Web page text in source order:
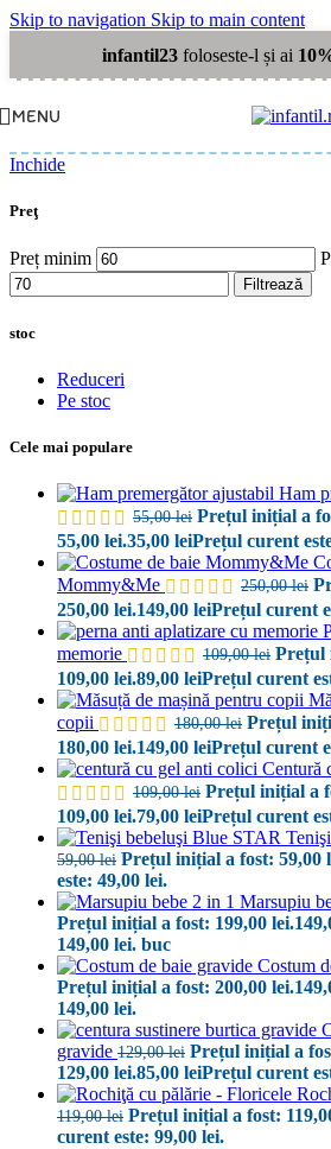
Skip to navigation Skip to main content
infantil23 foloseste-l și ai
MENU
Inchide
Preţ
Preț minim
Filtrează
stoc
Reduceri
Pe stoc
Cele mai populare
Ham
55,00lei Prețul inițial a
55,00 lei.35,00 leiPrețul curent
Mommy&Me
250,00lei
250,00 lei.149,00 leiPrețul curent
memorie
109,00lei Prețul
109,00 lei.89,00 leiPrețul curent
copii
180,00lei Prețul
180,00 lei.149,00 leiPrețul curent
Centură
109,00lei Prețul inițial a
109,00 lei.79,00 leiPrețul curent
59,00lei Prețul inițial a fost: 59,00
este: 49,00 lei.
Marsupiu
Prețul inițial a fost: 199,00 lei.
149,00 lei. buc
Costum
Prețul inițial a fost: 200,00 lei.
149,00 lei.
gravide 129,00lei Prețul inițial a
129,00 lei.85,00 leiPrețul curent
119,00lei Prețul inițial a fost:
curent este: 99,00 lei.